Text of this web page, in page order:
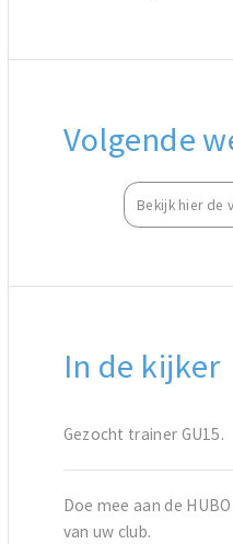
Volgende
Bekijk hier de
In de kijker
Gezocht trainer GU15.
Doe mee aan de
van uw club.